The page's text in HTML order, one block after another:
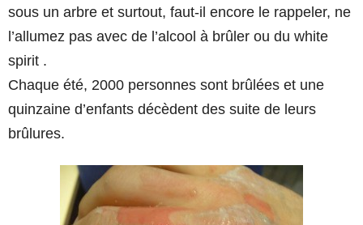
sous un arbre et surtout, faut-il encore le rappeler, ne
l’allumez pas avec de l’alcool à brûler ou du white
spirit .
Chaque été, 2000 personnes sont brûlées et une
quinzaine d’enfants décèdent des suite de leurs
brûlures.